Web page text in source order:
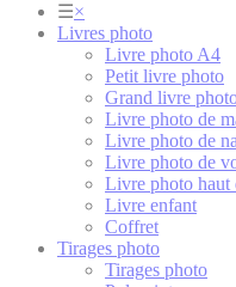
☰×
Livres photo
Livre photo A4
Petit livre photo
Grand livre
Livre photo de
Livre photo de
Livre photo de
Livre photo haut
Livre enfant
Coffret
Tirages photo
Tirages photo